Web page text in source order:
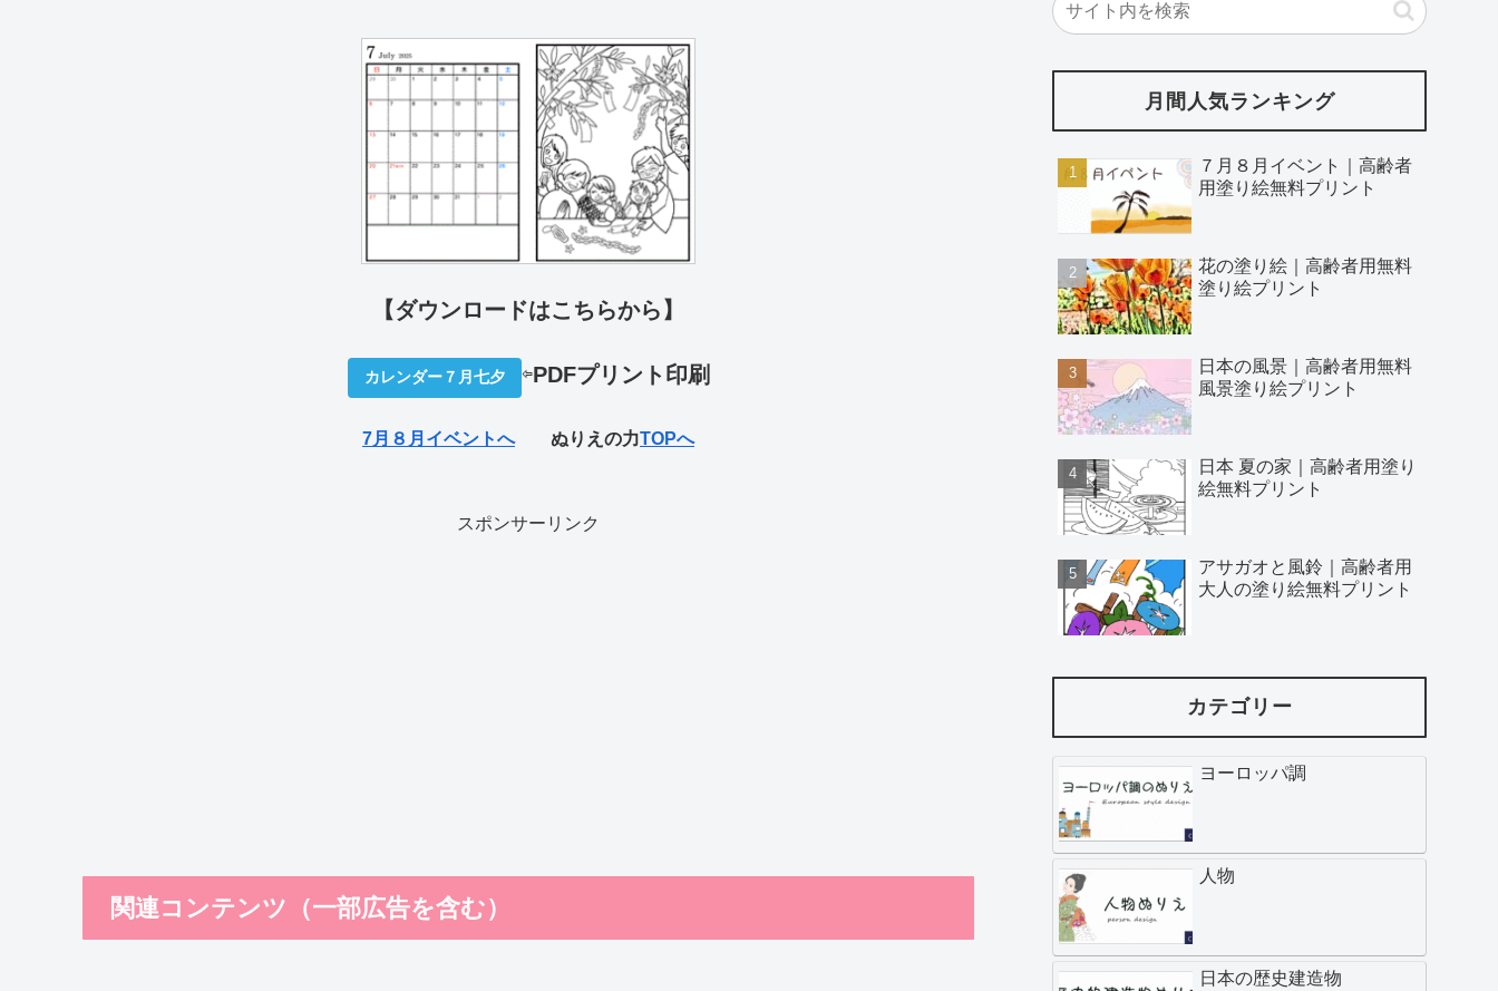
【ダウンロードはこちらから】
カレンダー７月七夕 ⇦PDFプリ ント印刷
7月８月イベントへぬりえの力TOPへ
スポンサーリンク
関連コンテンツ（一部広告を含む）
月間人気ランキング
７月８月イベント｜高齢者
用塗り絵無料プリント
花の塗り絵｜高齢者用無料
塗り絵プリント
日本の風景｜高齢者用無料
風景塗り絵プリント
日本 夏の家｜高齢者用塗り
絵無料プリント
アサガオと風鈴｜高齢者用
大人の塗り絵無料プリント
カテゴリー
ヨーロッパ調
人物
日本の歴史建造物